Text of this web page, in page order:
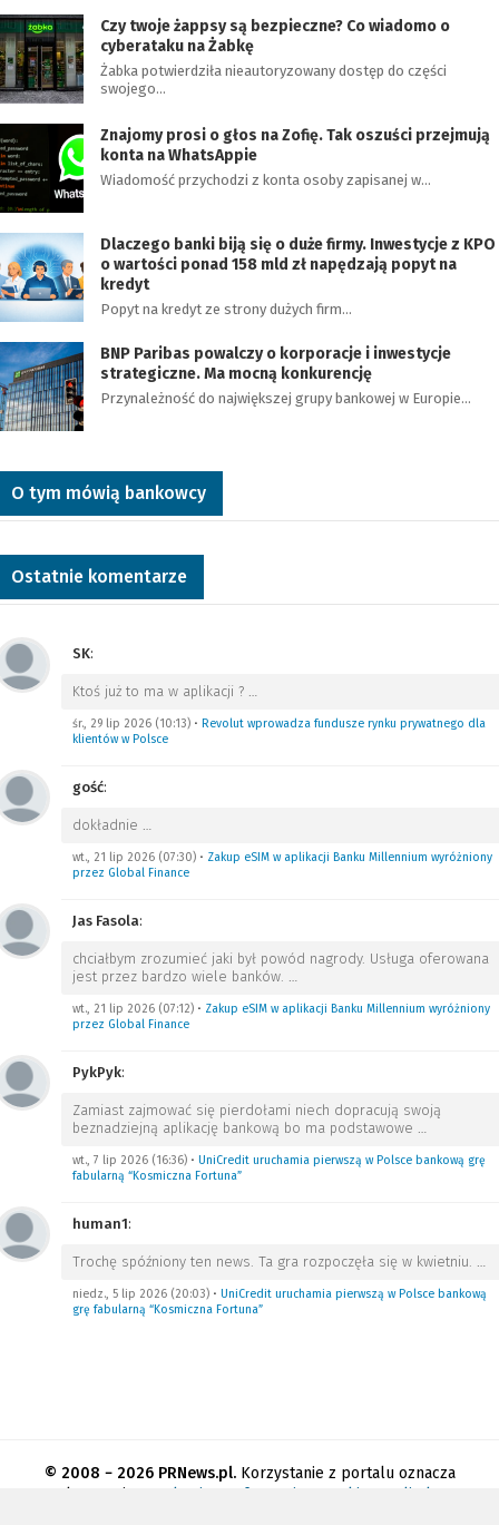
Czy twoje żappsy są bezpieczne? Co wiadomo o
cyberataku na Żabkę
Żabka potwierdziła nieautoryzowany dostęp do części
swojego…
Znajomy prosi o głos na Zofię. Tak oszuści przejmują
konta na WhatsAppie
Wiadomość przychodzi z konta osoby zapisanej w…
Dlaczego banki biją się o duże firmy. Inwestycje z KPO
o wartości ponad 158 mld zł napędzają popyt na
kredyt
Popyt na kredyt ze strony dużych firm…
BNP Paribas powalczy o korporacje i inwestycje
strategiczne. Ma mocną konkurencję
Przynależność do największej grupy bankowej w Europie…
O tym mówią bankowcy
Ostatnie komentarze
SK:
Ktoś już to ma w aplikacji ? …
śr., 29 lip 2026 (10:13) • Revolut wprowadza fundusze rynku prywatnego dla
klientów w Polsce
gość:
dokładnie …
wt., 21 lip 2026 (07:30) • Zakup eSIM w aplikacji Banku Millennium wyróżniony
przez Global Finance
Jas Fasola:
chciałbym zrozumieć jaki był powód nagrody. Usługa oferowana
jest przez bardzo wiele banków. …
wt., 21 lip 2026 (07:12) • Zakup eSIM w aplikacji Banku Millennium wyróżniony
przez Global Finance
PykPyk:
Zamiast zajmować się pierdołami niech dopracują swoją
beznadziejną aplikację bankową bo ma podstawowe …
wt., 7 lip 2026 (16:36) • UniCredit uruchamia pierwszą w Polsce bankową grę
fabularną “Kosmiczna Fortuna”
human1:
Trochę spóźniony ten news. Ta gra rozpoczęła się w kwietniu. …
niedz., 5 lip 2026 (20:03) • UniCredit uruchamia pierwszą w Polsce bankową
grę fabularną “Kosmiczna Fortuna”
© 2008 − 2026 PRNews.pl.Korzystanie z portalu oznacza
akceptację
regulaminu Informacja o cookies
Polityka